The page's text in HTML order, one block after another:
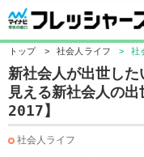
トップ > 社会人ライフ > 社
新社会人が出世し
見える新社会人の
2017】
社会人ライフ